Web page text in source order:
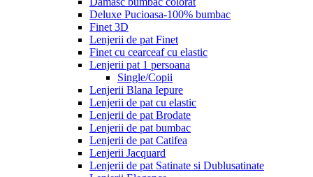
Deluxe Pucioasa-100% bumbac
Finet 3D
Lenjerii de pat Finet
Finet cu cearceaf cu elastic
Lenjerii pat 1 persoana
Single/Copii
Lenjerii Blana Iepure
Lenjerii de pat cu elastic
Lenjerii de pat Brodate
Lenjerii de pat bumbac
Lenjerii de pat Catifea
Lenjerii Jacquard
Lenjerii de pat Satinate si Dublusatinate